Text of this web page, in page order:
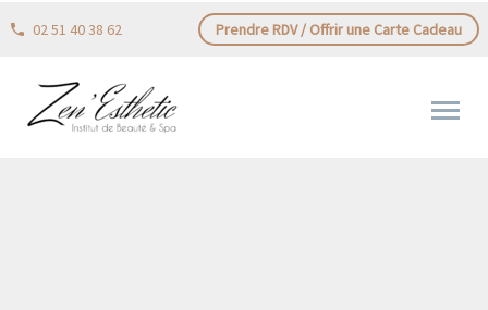
02 51 40 38 62 Prendre RDV / Offrir une Carte Cadeau